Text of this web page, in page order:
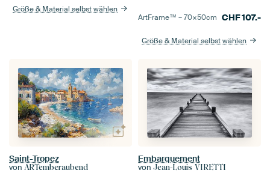
Größe & Material selbst wählen
ArtFrame™ –70×50cm CHF107.-
Größe & Material selbst wählen
Saint-Tropez
von ARTemberaubend
Embarquement
von Jean-Louis VIRETTI